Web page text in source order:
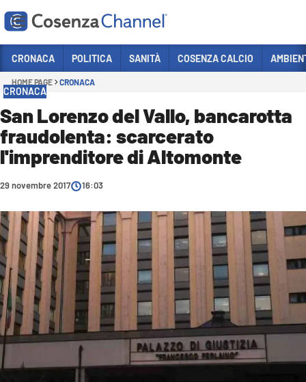
Sezioni
POLITICA
COSENZA CALCIO
ECONOMIA E LAVORO
SANITÀ
SPORT
CULTURA
AMBIENTE
Streaming
LAC TV
CRONACA POLITICA SANITÀ COSENZA CALCIO
HOME PAGE CRONACA
CRONACA
San Lorenzo del Vallo, bancarotta
fraudolenta: scarcerato
l'imprenditore di Altomonte
29 novembre 2017 16:03